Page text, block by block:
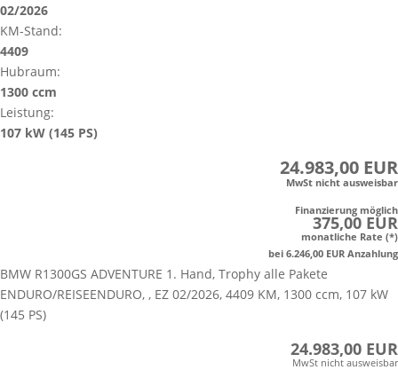
02/2026
KM-Stand:
4409
Hubraum:
1300 ccm
Leistung:
107 kW (145 PS)
24.983,00 EUR
MwSt nicht ausweisbar
Finanzierung möglich
375,00 EUR
monatliche Rate (*)
bei 6.246,00 EUR Anzahlung
BMW R1300GS ADVENTURE 1. Hand, Trophy alle Pakete
ENDURO/REISEENDURO, , EZ 02/2026, 4409 KM, 1300 ccm, 107 kW
(145 PS)
24.983,00 EUR
MwSt nicht ausweisbar